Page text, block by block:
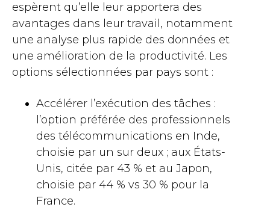
espèrent qu’elle leur apportera des
avantages dans leur travail, notamment
une analyse plus rapide des données et
une amélioration de la productivité. Les
options sélectionnées par pays sont :
Accélérer l’exécution des tâches :
l’option préférée des professionnels
des télécommunications en Inde,
choisie par un sur deux ; aux États-
Unis, citée par 43 % et au Japon,
choisie par 44 % vs 30 % pour la
France.